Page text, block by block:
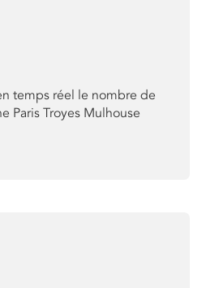
temps réel le nombre de
Paris Troyes Mulhouse